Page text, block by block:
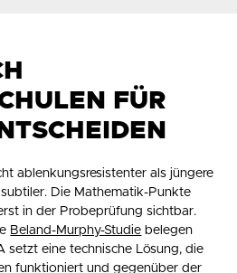
FÜR
ablenkungsresistenter als jüngere
Die Mathematik-Punkte
in der Probeprüfung sichtbar.
Beland-Murphy-Studie belegen
setzt eine technische Lösung, die
funktioniert und gegenüber der